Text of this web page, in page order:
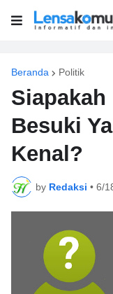
Beranda Politik
Besuki
Kenal?
by Redaksi • 6/